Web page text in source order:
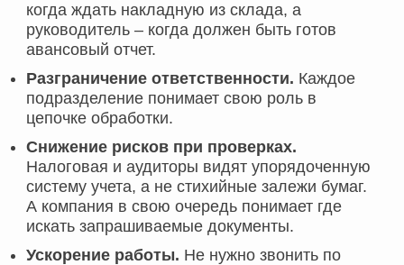
когда ждать накладную из склада, а
руководитель – когда должен быть готов
авансовый отчет.
Разграничение ответственности. Каждое
подразделение понимает свою роль в
цепочке обработки.
Снижение рисков при проверках.
Налоговая и аудиторы видят упорядоченную
систему учета, а не стихийные залежи бумаг.
А компания в свою очередь понимает где
искать запрашиваемые документы.
Ускорение работы. Не нужно звонить по